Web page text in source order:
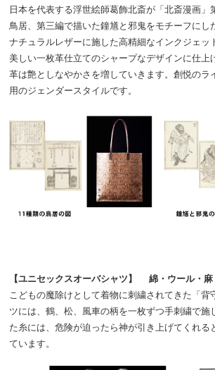
日本を代表する浮世絵師葛飾北斎が「北斎漫画」
鳥居、第三編で描いた鐘馗と邪鬼をモチーフにし
ナチュラルレザーに施した高精細なインクジェッ
美しい一枚革仕立てのシャープなデザインに仕上
革は艶としなやかさを増していきます。創悦のラ
用のジェンダースタイルです。
【ユニセックスオーバシャツ】 綿・ウール・麻
こどもの魔除けとして着物に刺繍されてきた「背
ツには、鶴、松、風車の柄を一枚ずつ手刺繍で施
た糸には、危険が迫ったら神が引き上げてくれる
ています。